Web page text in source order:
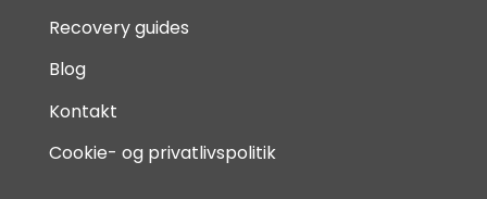
Recovery guides
Blog
Kontakt
Cookie- og privatlivspolitik